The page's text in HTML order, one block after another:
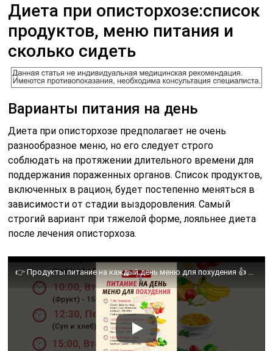
Диета при описторхозе:список
продуктов, меню питания и
сколько сидеть
Варианты питания на день
Диета при описторхозе предполагает не очень
разнообразное меню, но его следует строго
соблюдать на протяжении длительного времени для
поддержания пораженных органов. Список продуктов,
включенных в рацион, будет постепенно меняться в
зависимости от стадии выздоровления. Самый
строгий вариант при тяжелой форме, лояльнее диета
после лечения описторхоза.